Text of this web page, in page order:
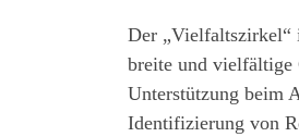
Der „Vielfaltszirkel“
breite und vielfältige
Unterstützung beim
Identifizierung von